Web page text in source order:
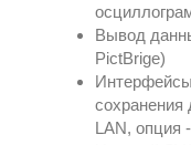
Вывод
PictBrige)
сохранения
LAN, опция